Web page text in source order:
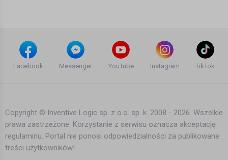
Metallica 2018-04-28 Cracow, Tauron
Arena, Poland - Wehikuł Czasu (Dżem
DKA - Moja Modlitwa (DonKillA Beats
Remix)
Facebook Messenger YouTube Instagram TikTok
Copyright © Inventive Logic sp. z o.o. sp. k. 2008 - 2026. Wszelkie
prawa zastrzeżone. Korzystanie z serwisu oznacza akceptację
regulaminu. Portal nie ponosi odpowiedzialności za publikowane
treści użytkowników!